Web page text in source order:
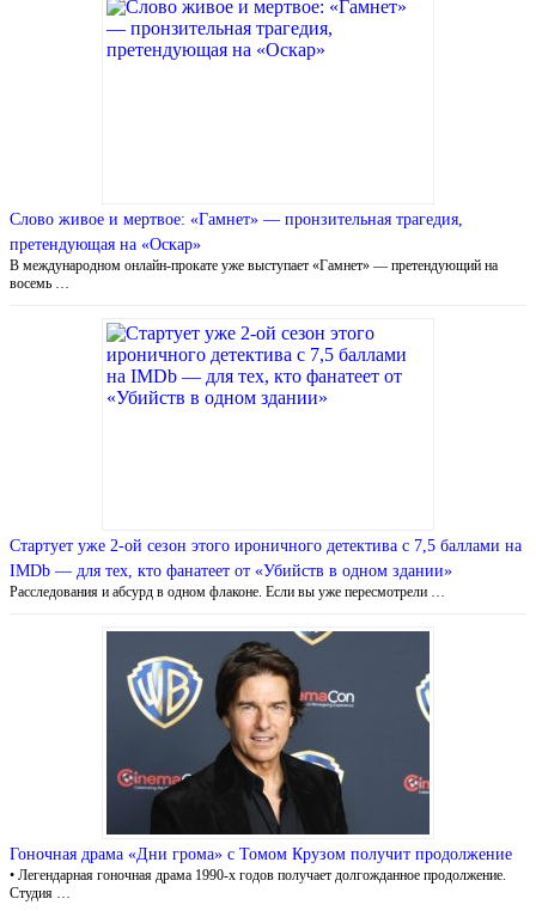
Слово живое и мертвое: «Гамнет» — пронзительная трагедия,
претендующая на «Оскар»
В международном онлайн-прокате уже выступает «Гамнет» — претендующий на
восемь …
Стартует уже 2-ой сезон этого ироничного детектива с 7,5 баллами на
IMDb — для тех, кто фанатеет от «Убийств в одном здании»
Расследования и абсурд в одном флаконе. Если вы уже пересмотрели …
Гоночная драма «Дни грома» с Томом Крузом получит продолжение
• Легендарная гоночная драма 1990-х годов получает долгожданное продолжение.
Студия …